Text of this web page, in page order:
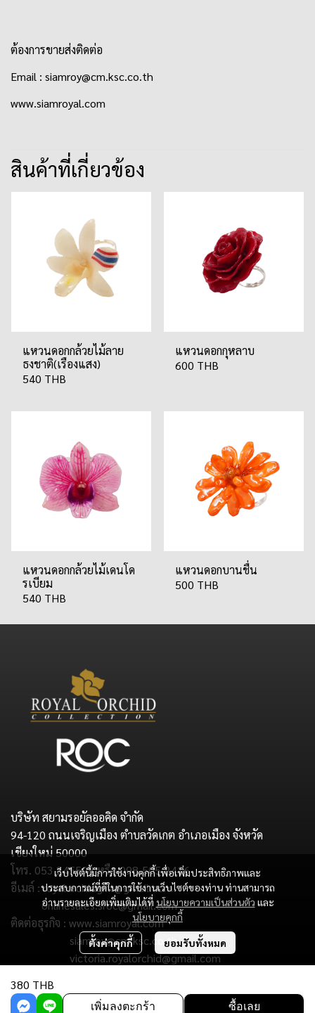
ต้องการขายส่งติดต่อ
Email : siamroy@cm.ksc.co.th
www.siamroyal.com
สินค้าที่เกี่ยวข้อง
แหวนดอกกล้วยไม้ลาย
ธงชาติ(เรืองแสง)
540 THB
แหวนดอกกุหลาบ
600 THB
แหวนดอกกล้วยไม้เดนโด
รเบียม
540 THB
แหวนดอกบานชื่น
500 THB
380 THB
เพิ่มลงตะกร้า ซื้อเลย
เว็บไซต์นี้มีการใช้งานคุกกี้ เพื่อเพิ่มประสิทธิภาพและ
ประสบการณ์ที่ดีในการใช้งานเว็บไซต์ของท่าน ท่านสามารถ
อ่านรายละเอียดเพิ่มเติมได้ที่ นโยบายความเป็นส่วนตัว และ
นโยบายคุกกี้
ตั้งค่าคุกกี้ ยอมรับทั้งหมด
บริษัท สยามรอยัลออคิด จำกัด
94-120 ถนนเจริญเมือง ตำบลวัดเกต อำเภอเมือง จังหวัด
เชียงใหม่ 50000
โทร. 053 245598 หรือ 098-505-2416
อีเมล์ : royalorchidgift@gmail.com
onlinesales.sroc@gmail.com
ติดต่อธุรกิจ : www.siamroyal.com
siamroy@cm.ksc.co.th
victoria.royalorchid@gmail.com
Copyright : Siam Royal Orchid Co.,Ltd.